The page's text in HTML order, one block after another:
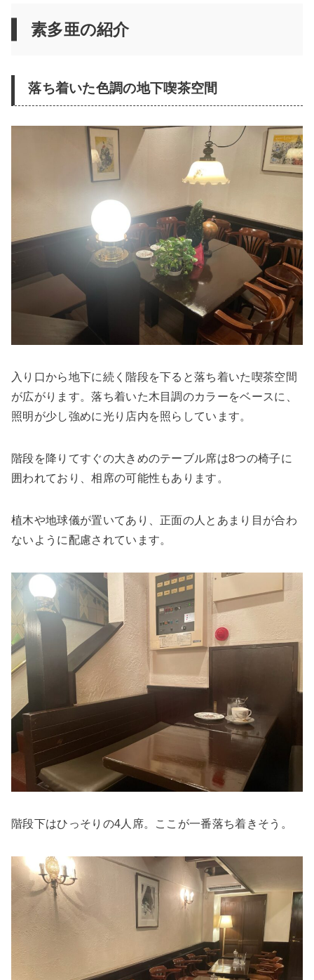
素多亜の紹介
落ち着いた色調の地下喫茶空間
入り口から地下に続く階段を下ると落ち着いた喫茶空間
が広がります。落ち着いた木目調のカラーをベースに、
照明が少し強めに光り店内を照らしています。
階段を降りてすぐの大きめのテーブル席は8つの椅子に
囲われており、相席の可能性もあります。
植木や地球儀が置いてあり、正面の人とあまり目が合わ
ないように配慮されています。
階段下はひっそりの4人席。ここが一番落ち着きそう。